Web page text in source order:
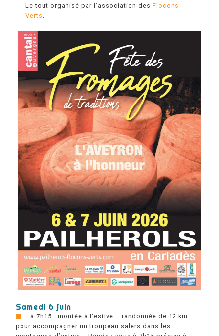
Le tout organisé par l’association desFlocons
Verts .
Samedi 6 juin
à 7h15 : montée à l’estive – randonnée de 12 km
pour accompagner un troupeau salers dans les